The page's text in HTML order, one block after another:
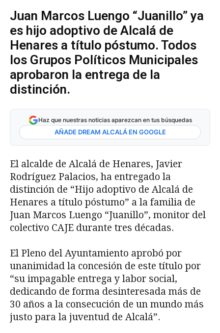
Juan Marcos Luengo “Juanillo” ya
es hijo adoptivo de Alcalá de
Henares a título póstumo. Todos
los Grupos Políticos Municipales
aprobaron la entrega de la
distinción.
Haz que nuestras noticias aparezcan en tus búsquedas
AÑADE DREAM ALCALÁ EN GOOGLE
El alcalde de Alcalá de Henares, Javier
Rodríguez Palacios, ha entregado la
distinción de “Hijo adoptivo de Alcalá de
Henares a título póstumo” a la familia de
Juan Marcos Luengo “Juanillo”, monitor del
colectivo CAJE durante tres décadas.
El Pleno del Ayuntamiento aprobó por
unanimidad la concesión de este título por
“su impagable entrega y labor social,
dedicando de forma desinteresada más de
30 años a la consecución de un mundo más
justo para la juventud de Alcalá”.